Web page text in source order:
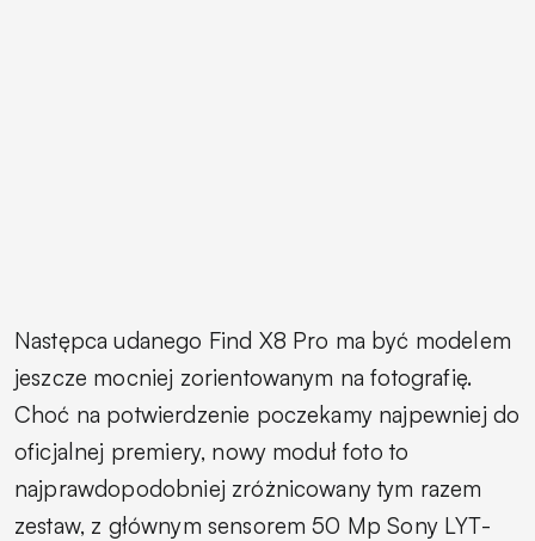
Następca udanego Find X8 Pro ma być modelem
jeszcze mocniej zorientowanym na fotografię.
Choć na potwierdzenie poczekamy najpewniej do
oficjalnej premiery, nowy moduł foto to
najprawdopodobniej zróżnicowany tym razem
zestaw, z głównym sensorem 50 Mp Sony LYT-